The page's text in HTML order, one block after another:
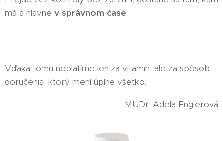
má a hlavne v správnom čase.
Vďaka tomu neplatíme len za vitamín, ale za spôsob
doručenia, ktorý mení úplne všetko.
MUDr. Adela Englerová